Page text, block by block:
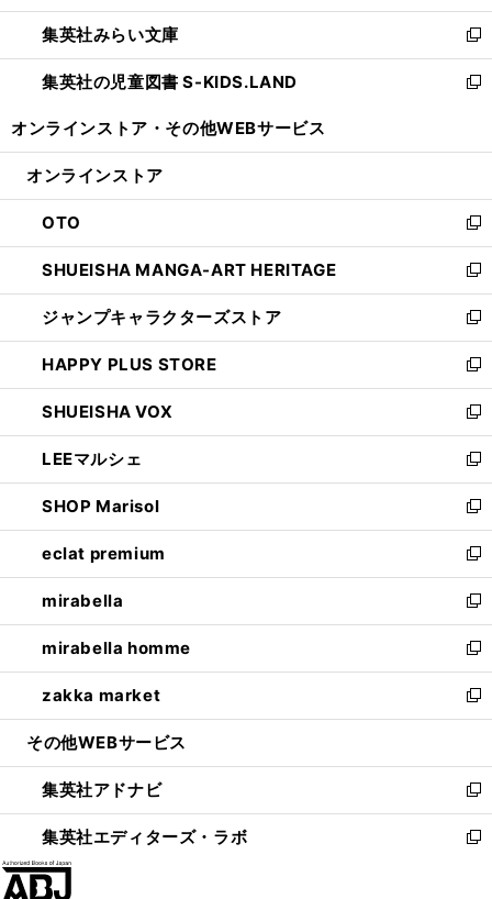
開
く
ウ
で
開
く
ン
ド
ウ
で
ウ
ィ
ン
ド
開
集英社みらい文庫
新
し
い
ン
ウ
で
開
く
集英社の児童図書 S-KIDS.LAND
新
ウ
ン
ド
ウ
で
開
く
オンラインストア・ その他WEBサービス
オンラインストア
OTO
新
し
い
ウ
ィ
ン
ド
ウ
で
開
く
SHUEISHA MANGA-ART HERITAGE
新
し
い
ウ
ィ
ン
ド
ウ
で
開
く
ジャンプキャラクターズストア
新
し
い
ウ
ィ
ン
ド
ウ
で
開
く
HAPPY PLUS STORE
新
し
い
ウ
ィ
ン
ド
ウ
で
開
く
SHUEISHA VOX
新
し
い
ウ
ィ
ン
ド
ウ
で
開
く
LEEマルシェ
新
し
い
ウ
ィ
ン
ド
ウ
で
開
く
SHOP Marisol
新
し
い
ウ
ィ
ン
ド
ウ
で
開
eclat premium
新
し
い
ウ
ィ
ン
ド
ウ
開
く
mirabella
新
し
い
ウ
ィ
ン
ウ
で
開
く
mirabella homme
新
し
い
ウ
ン
ド
ウ
で
zakka market
新
し
ウ
ィ
ン
ド
その他WEBサービス
集英社アドナビ
新
し
い
集英社エディターズ・ラボ
新